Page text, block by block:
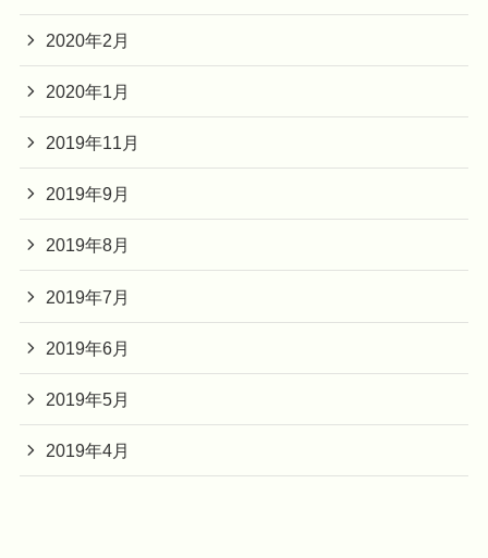
2020年2月
2020年1月
2019年11月
2019年9月
2019年8月
2019年7月
2019年6月
2019年5月
2019年4月